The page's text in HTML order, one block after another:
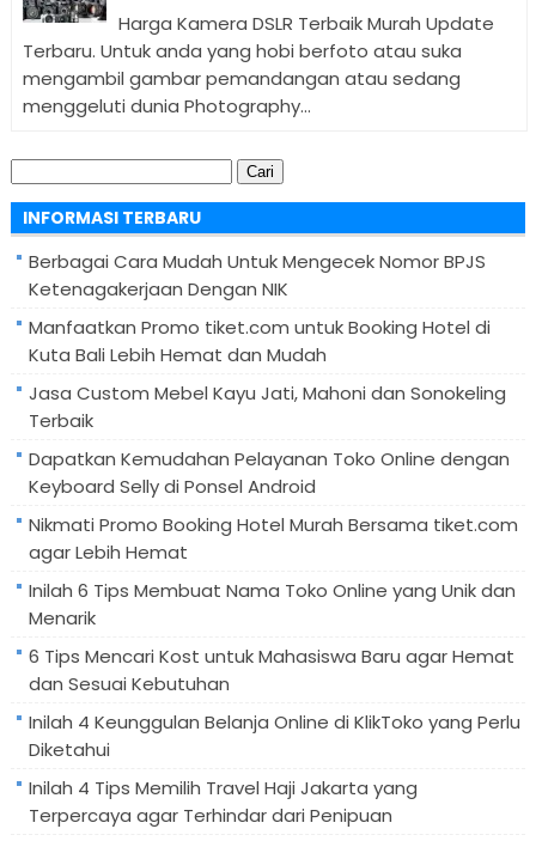
Harga Kamera DSLR Terbaik Murah Update
Terbaru. Untuk anda yang hobi berfoto atau suka
mengambil gambar pemandangan atau sedang
menggeluti dunia Photography...
Cari
untuk:
INFORMASI TERBARU
Berbagai Cara Mudah Untuk Mengecek Nomor BPJS
Ketenagakerjaan Dengan NIK
Manfaatkan Promo tiket.com untuk Booking Hotel di
Kuta Bali Lebih Hemat dan Mudah
Jasa Custom Mebel Kayu Jati, Mahoni dan Sonokeling
Terbaik
Dapatkan Kemudahan Pelayanan Toko Online dengan
Keyboard Selly di Ponsel Android
Nikmati Promo Booking Hotel Murah Bersama tiket.com
agar Lebih Hemat
Inilah 6 Tips Membuat Nama Toko Online yang Unik dan
Menarik
6 Tips Mencari Kost untuk Mahasiswa Baru agar Hemat
dan Sesuai Kebutuhan
Inilah 4 Keunggulan Belanja Online di KlikToko yang Perlu
Diketahui
Inilah 4 Tips Memilih Travel Haji Jakarta yang
Terpercaya agar Terhindar dari Penipuan